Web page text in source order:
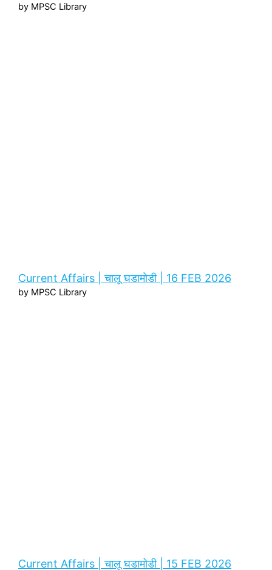
by MPSC Library
Current Affairs | चालू घडामोडी | 16 FEB 2026
by MPSC Library
Current Affairs | चालू घडामोडी | 15 FEB 2026